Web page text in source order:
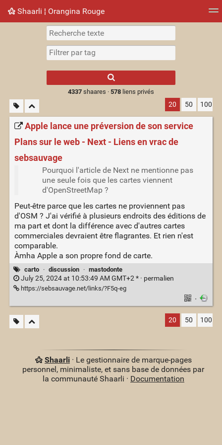
Shaarli ¦ Orangina Rouge
Nuage de tags Mur d'images
results.
4337shaares · 578liens privés
20 50 100
Apple lance une préversion de son service
Plans sur le web - Next - Liens en vrac de
sebsauvage
Pourquoi l'article de Next ne mentionne pas
une seule fois que les cartes viennent
d'OpenStreetMap ?
Peut-être parce que les cartes ne proviennent pas
d'OSM ? J'ai vérifié à plusieurs endroits des éditions de
ma part et dont la différence avec d'autres cartes
commerciales devraient être flagrantes. Et rien n'est
comparable.
Àmha Apple a son propre fond de carte.
carto · discussion · mastodonte
July 25, 2024 at 10:53:49 AM GMT+2 * · permalien
https://sebsauvage.net/links/?F5q-eg
·
20 50 100
Shaarli· Le gestionnaire de marque-pages
personnel, minimaliste, et sans base de données par
la communauté Shaarli · Documentation